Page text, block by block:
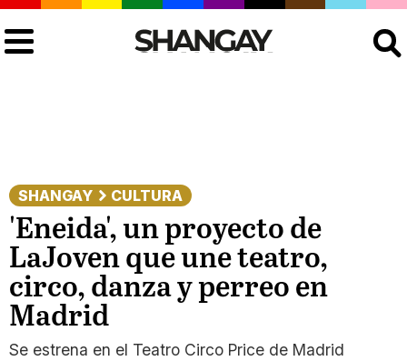
SHANGAY CULTURA
'Eneida', un proyecto de
LaJoven que une teatro,
circo, danza y perreo en
Madrid
Se estrena en el Teatro Circo Price de Madrid